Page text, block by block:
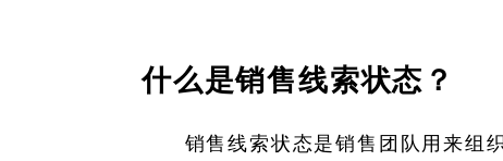
什么是销售线索状态？
销售线索状态是销售团队用来组